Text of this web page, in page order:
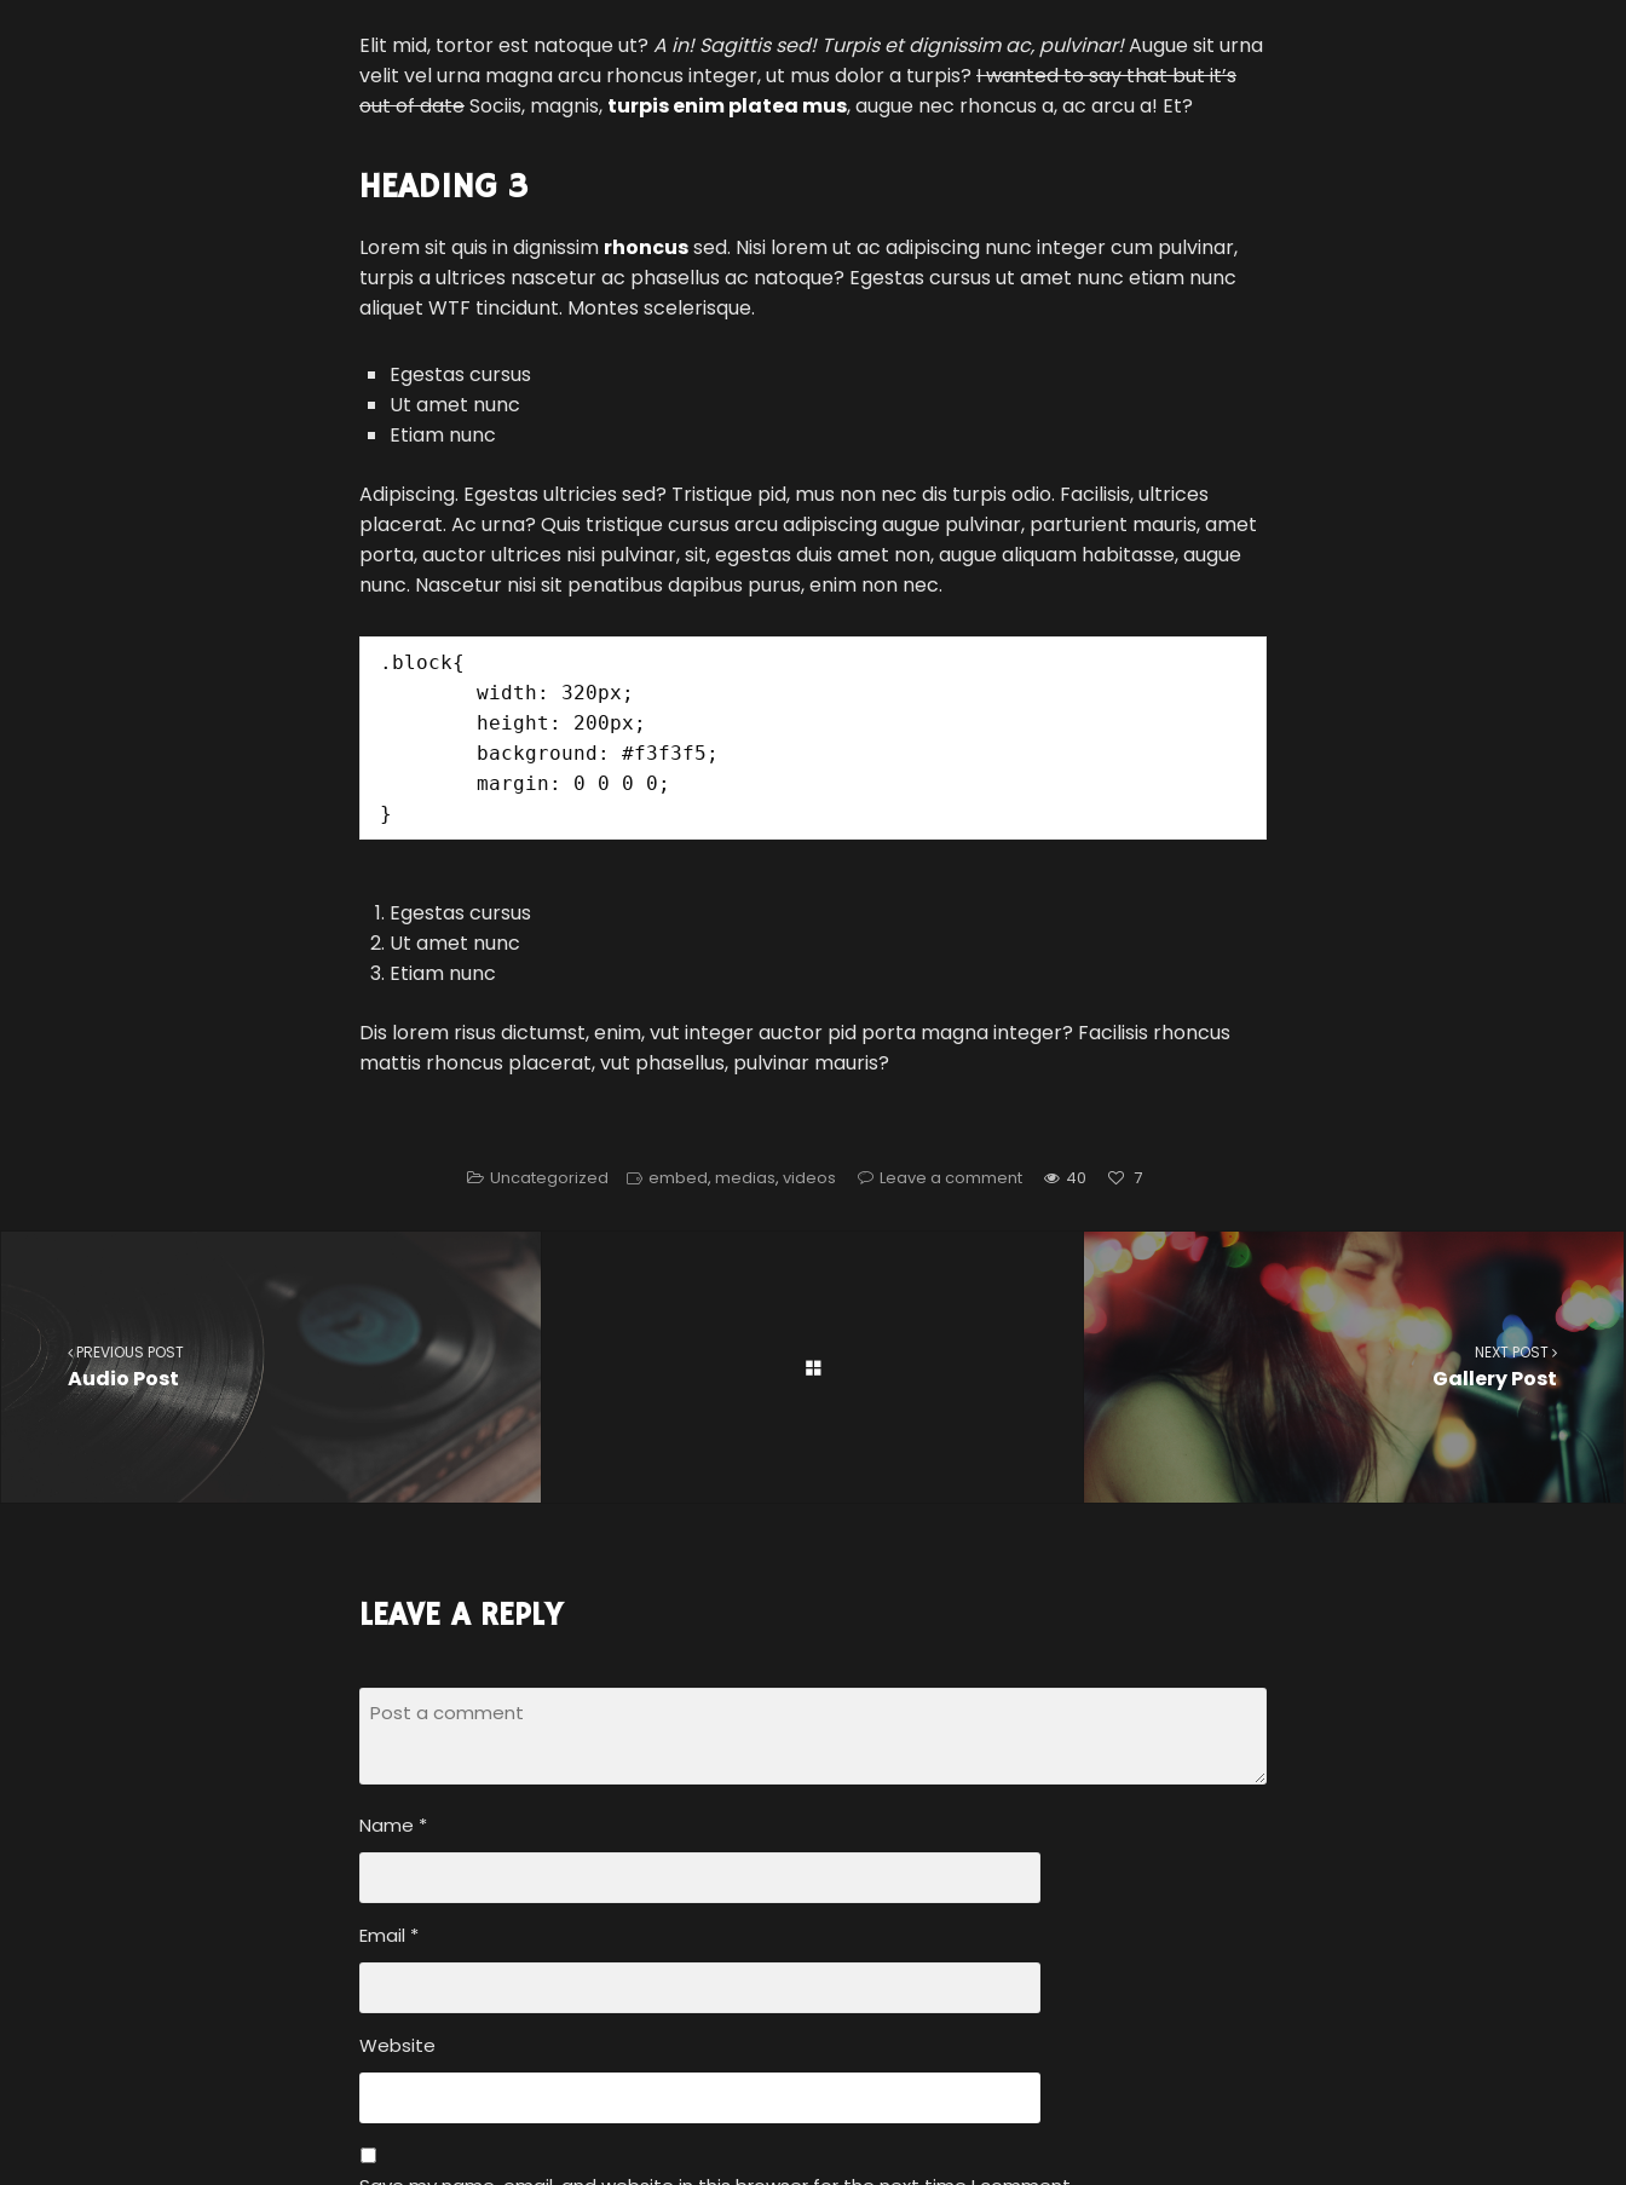
Elit mid, tortor est natoque ut? A in! Sagittis sed! Turpis et dignissim ac, pulvinar!Augue sit urna
velit vel urna magna arcu rhoncus integer, ut mus dolor a turpis? I wanted to say that but it’s
out of dateSociis, magnis, turpis enim platea mus, augue nec rhoncus a, ac arcu a! Et?
HEADING 3
Lorem sit quis in dignissim rhoncussed. Nisi lorem ut ac adipiscing nunc integer cum pulvinar,
turpis a ultrices nascetur ac phasellus ac natoque? Egestas cursus ut amet nunc etiam nunc
aliquet WTF tincidunt. Montes scelerisque.
Egestas cursus
Ut amet nunc
Etiam nunc
Adipiscing. Egestas ultricies sed? Tristique pid, mus non nec dis turpis odio. Facilisis, ultrices
placerat. Ac urna? Quis tristique cursus arcu adipiscing augue pulvinar, parturient mauris, amet
porta, auctor ultrices nisi pulvinar, sit, egestas duis amet non, augue aliquam habitasse, augue
nunc. Nascetur nisi sit penatibus dapibus purus, enim non nec.
.block{
}
Egestas cursus
Ut amet nunc
Etiam nunc
Dis lorem risus dictumst, enim, vut integer auctor pid porta magna integer? Facilisis rhoncus
mattis rhoncus placerat, vut phasellus, pulvinar mauris?
Uncategorized embed, medias, videos Leave a comment 40 7
PREVIOUS POST
Audio Post
NEXT POST
Gallery Post
LEAVE A REPLY
Name *
Email *
Website